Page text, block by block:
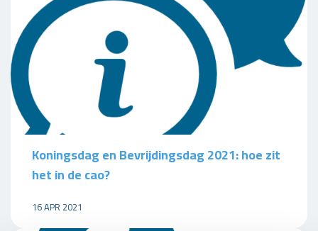
Koningsdag en Bevrijdingsdag 2021: hoe zit
het in de cao?
16 APR 2021